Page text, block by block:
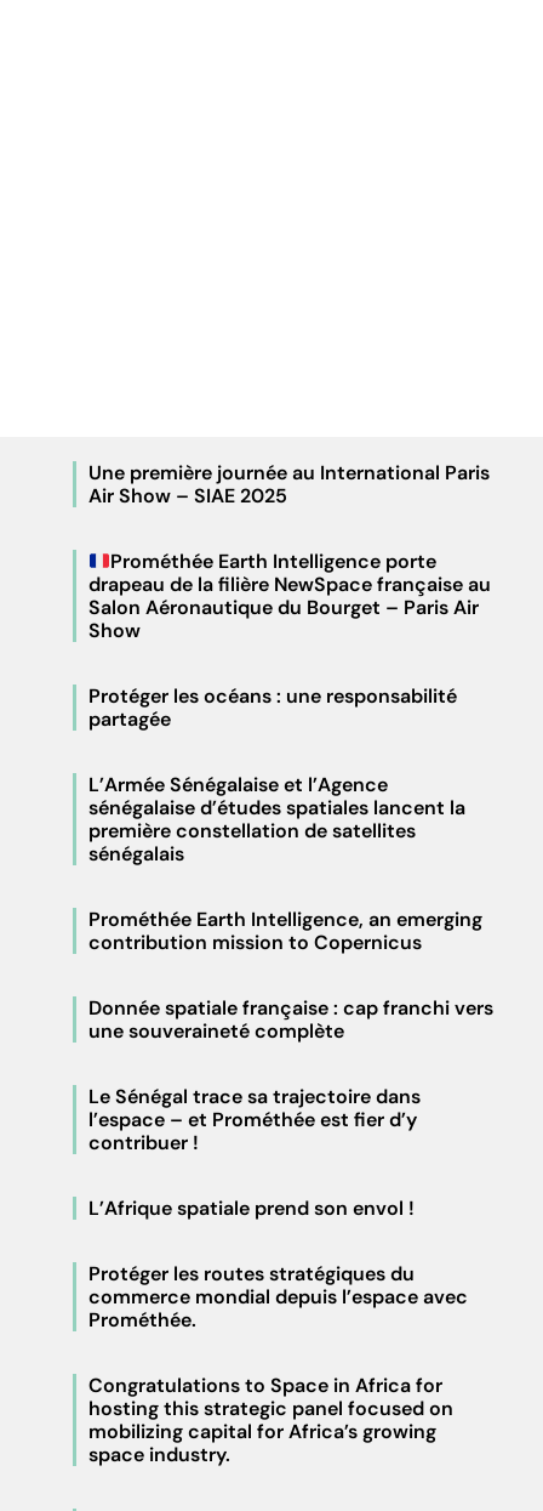
Une première journée au International Paris
Air Show – SIAE 2025
Prométhée Earth Intelligence porte
drapeau de la filière NewSpace française au
Salon Aéronautique du Bourget – Paris Air
Show
Protéger les océans : une responsabilité
partagée
L’Armée Sénégalaise et l’Agence
sénégalaise d’études spatiales lancent la
première constellation de satellites
sénégalais
Prométhée Earth Intelligence, an emerging
contribution mission to Copernicus
Donnée spatiale française : cap franchi vers
une souveraineté complète
Le Sénégal trace sa trajectoire dans
l’espace – et Prométhée est fier d’y
contribuer !
L’Afrique spatiale prend son envol !
Protéger les routes stratégiques du
commerce mondial depuis l’espace avec
Prométhée.
Congratulations to Space in Africa for
hosting this strategic panel focused on
mobilizing capital for Africa’s growing
space industry.